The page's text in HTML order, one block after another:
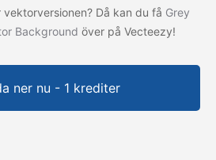
Då kan du få Grey
Background över på Vecteezy!
ner nu - 1 krediter